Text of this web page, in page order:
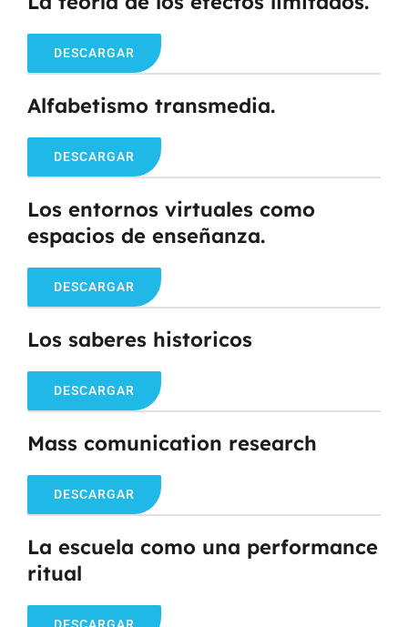
DESCARGAR
Alfabetismo transmedia.
DESCARGAR
Los entornos virtuales como
espacios de enseñanza.
DESCARGAR
Los saberes historicos
DESCARGAR
Mass comunication research
DESCARGAR
La escuela como una performance
ritual